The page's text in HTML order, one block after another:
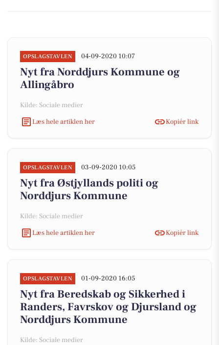
OPSLAGSTAVLEN 04-09-2020 10:07
Nyt fra Norddjurs Kommune og
Allingåbro
Kilde: Sociale medier
Læs hele artiklen her
Kopiér link
OPSLAGSTAVLEN 03-09-2020 10:05
Nyt fra Østjyllands politi og
Norddjurs Kommune
Kilde: Sociale medier
Læs hele artiklen her
Kopiér link
OPSLAGSTAVLEN 01-09-2020 16:05
Nyt fra Beredskab og Sikkerhed i
Randers, Favrskov og Djursland og
Norddjurs Kommune
Kilde: Sociale medier